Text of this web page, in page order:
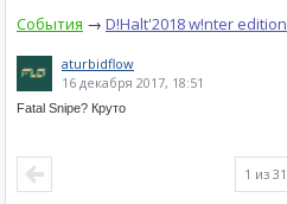
События → D!Halt'2018 w!nter edition
aturbidflow
16 декабря 2017, 18:51
Fatal Snipe? Круто
1 из 31